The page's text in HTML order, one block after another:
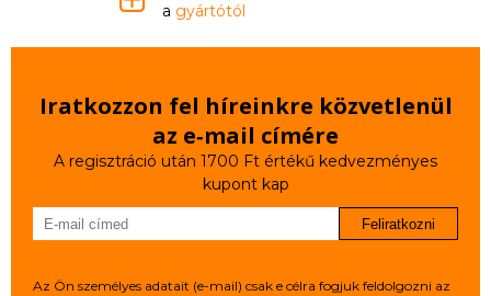
a gyártótól
Iratkozzon fel híreinkre közvetlenül
az e‑mail címére
A regisztráció után 1700 Ft értékű kedvezményes
kupont kap
Feliratkozni
Az Ön személyes adatait (e-mail) csak e célra fogjuk feldolgozni az